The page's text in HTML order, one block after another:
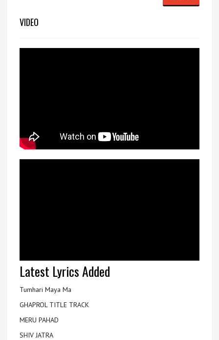
VIDEO
Latest Lyrics Added
Tumhari Maya Ma
GHAPROL TITLE TRACK
MERU PAHAD
SHIV JATRA